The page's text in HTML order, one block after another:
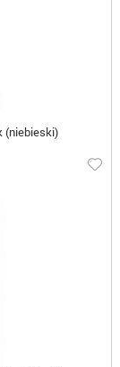
(niebieski)